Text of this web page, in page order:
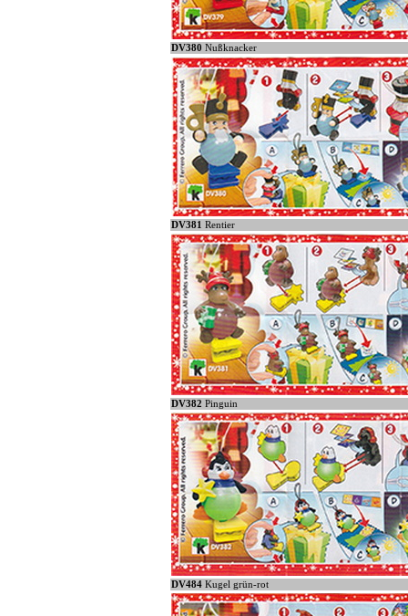
DV380 Nußknacker
DV381 Rentier
DV382 Pinguin
DV484 Kugel grün-rot